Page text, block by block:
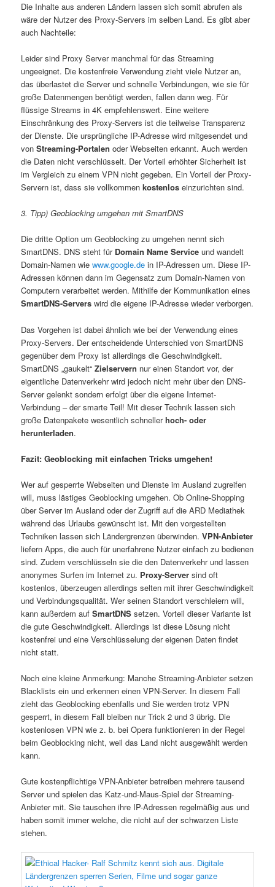
Die Inhalte aus anderen Ländern lassen sich somit abrufen als
wäre der Nutzer des Proxy-Servers im selben Land. Es gibt aber
auch Nachteile:
Leider sind Proxy Server manchmal für das Streaming
ungeeignet. Die kostenfreie Verwendung zieht viele Nutzer an,
das überlastet die Server und schnelle Verbindungen, wie sie für
große Datenmengen benötigt werden, fallen dann weg. Für
flüssige Streams in 4K empfehlenswert. Eine weitere
Einschränkung des Proxy-Servers ist die teilweise Transparenz
der Dienste. Die ursprüngliche IP-Adresse wird mitgesendet und
vonStreaming-Portalen oder Webseiten erkannt. Auch werden
die Daten nicht verschlüsselt. Der Vorteil erhöhter Sicherheit ist
im Vergleich zu einem VPN nicht gegeben. Ein Vorteil der Proxy-
Servern ist, dass sie vollkommenkostenlos einzurichten sind.
3. Tipp) Geoblocking umgehen mit SmartDNS
Die dritte Option um Geoblocking zu umgehen nennt sich
SmartDNS. DNS steht für Domain Name Service und wandelt
Domain-Namen wiewww.google.de in IP-Adressen um. Diese IP-
Adressen können dann im Gegensatz zum Domain-Namen von
Computern verarbeitet werden. Mithilfe der Kommunikation eines
SmartDNS-Servers wird die eigene IP-Adresse wieder verborgen.
Das Vorgehen ist dabei ähnlich wie bei der Verwendung eines
Proxy-Servers. Der entscheidende Unterschied von SmartDNS
gegenüber dem Proxy ist allerdings die Geschwindigkeit.
SmartDNS „gaukelt“Zielservern nur einen Standort vor, der
eigentliche Datenverkehr wird jedoch nicht mehr über den DNS-
Server gelenkt sondern erfolgt über die eigene Internet-
Verbindung – der smarte Teil! Mit dieser Technik lassen sich
große Datenpakete wesentlich schnellerhoch- oder
herunterladen.
Fazit: Geoblocking mit einfachen Tricks umgehen!
Wer auf gesperrte Webseiten und Dienste im Ausland zugreifen
will, muss lästiges Geoblocking umgehen. Ob Online-Shopping
über Server im Ausland oder der Zugriff auf die ARD Mediathek
während des Urlaubs gewünscht ist. Mit den vorgestellten
Techniken lassen sich Ländergrenzen überwinden.VPN-Anbieter
liefern Apps, die auch für unerfahrene Nutzer einfach zu bedienen
sind. Zudem verschlüsseln sie die den Datenverkehr und lassen
anonymes Surfen im Internet zu. Proxy-Server sind oft
kostenlos, überzeugen allerdings selten mit ihrer Geschwindigkeit
und Verbindungsqualität. Wer seinen Standort verschleiern will,
kann außerdem aufSmartDNS setzen. Vorteil dieser Variante ist
die gute Geschwindigkeit. Allerdings ist diese Lösung nicht
kostenfrei und eine Verschlüsselung der eigenen Daten findet
nicht statt.
Noch eine kleine Anmerkung: Manche Streaming-Anbieter setzen
Blacklists ein und erkennen einen VPN-Server. In diesem Fall
zieht das Geoblocking ebenfalls und Sie werden trotz VPN
gesperrt, in diesem Fall bleiben nur Trick 2 und 3 übrig. Die
kostenlosen VPN wie z. b. bei Opera funktionieren in der Regel
beim Geoblocking nicht, weil das Land nicht ausgewählt werden
kann.
Gute kostenpflichtige VPN-Anbieter betreiben mehrere tausend
Server und spielen das Katz-und-Maus-Spiel der Streaming-
Anbieter mit. Sie tauschen ihre IP-Adressen regelmäßig aus und
haben somit immer welche, die nicht auf der schwarzen Liste
stehen.